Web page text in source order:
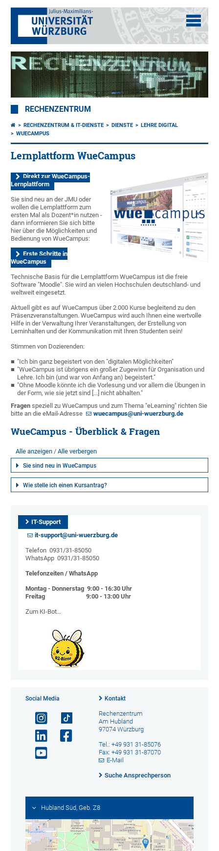
RECHENZENTRUM
RECHENZENTRUM & IT-DIENSTE DIENSTE
LEHRE DIGITAL
WUECAMPUS
Lernplattform WueCampus
Direkt zur WueCampus-
Lernplattform
Sie sind neu an der JMU oder
wollen die Lernplattform zum
ersten Mal als Dozent*in nutzen -
dann informieren Sie sich bitte
hier über die Möglichkeiten und
Bedienung von WueCampus:
Erste Schritte in
WueCampus
Technische Basis für die Lernplattform WueCampus ist die freie
Software "Moodle". Sie wird an vielen Hochschulen deutschland- und
weltweit eingesetzt.
Aktuell gibt es auf WueCampus über 2.000 Kurse begleitend zu den
Präsenzveranstaltungen. WueCampus wird auch Ihnen eine wertvolle
Hilfe in der Verwaltung Ihrer Veranstaltungen, der Erstellung von
Lerninhalten und der Kommunikation mit Ihren Studenten sein!
Stimmen von Dozierenden:
"Ich bin ganz begeistert von den "digitalen Möglichkeiten"
"WueCampus ist übrigens ein großer Zugewinn für Organisation und
Lehre. Ich bin (und war von Anfang an) begeistert."
"Ohne Moodle könnte ich die Vorlesung und vor allem die Übungen in
der Form, wie sie jetzt sind [...] nicht abhalten."
Fragenspeziell zu WueCampus und zum Thema "eLearning" richten Sie
bitte an die eMail-Adresse
wuecampus@uni-wuerzburg.de
WueCampus - Überblick & Fragen
Alle anzeigen Alle verbergen
Sie sind neu in WueCampus
Wie stelle ich einen Kursantrag?
IT-Support
it-support@uni-wuerzburg.de
Telefon 0931/31-85050
WhatsApp 0931/31-85050
Telefonzeiten / WhatsApp
Montag - Donnerstag 9:00 - 16:30 Uhr
Freitag 9:00 - 13:00 Uhr
Zum KI-Bot...
Social Media Kontakt
Rechenzentrum
Am Hubland
97074 Würzburg
Tel.: +49 931 31-85076
Fax: +49 931 31-87070
E-Mail
Suche Ansprechperson
Hubland Süd, Geb. Z8